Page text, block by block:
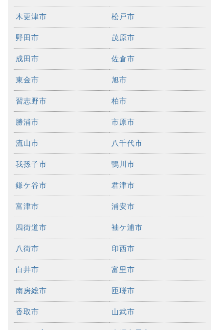
木更津市 松戸市
野田市 茂原市
成田市 佐倉市
東金市 旭市
習志野市 柏市
勝浦市 市原市
流山市 八千代市
我孫子市 鴨川市
鎌ケ谷市 君津市
富津市 浦安市
四街道市 袖ケ浦市
八街市 印西市
白井市 富里市
南房総市 匝瑳市
香取市 山武市